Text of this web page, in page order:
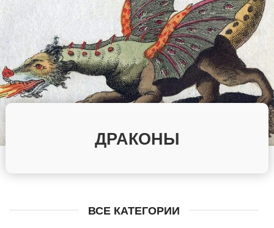
ДРАКОНЫ
ВСЕ КАТЕГОРИИ